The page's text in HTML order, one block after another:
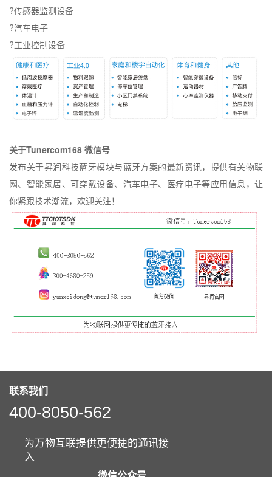
?传感器监测设备
?汽车电子
?工业控制设备
关于Tunercom168 微信号
发布关于昇润科技蓝牙模块与蓝牙方案的最新资讯，提供有关物联
网、智能家居、可穿戴设备、汽车电子、医疗电子等应用信息，让
你紧跟技术潮流，欢迎关注！
联系我们
400-8050-562
为万物互联提供更便捷的通讯接
入